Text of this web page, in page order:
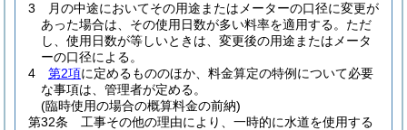
3
月の中途においてその用途またはメーターの口径に変更が
あった場合は、その使用日数が多い料率を適用する。 ただ
し、使用日数が等しいときは、変更後の用途またはメータ
ーの口径による。
4
第2項に定めるもののほか、料金算定の特例について必要
な事項は、管理者が定める。
(臨時使用の場合の概算料金の前納)
第32条
工事その他の理由により、一時的に水道を使用する